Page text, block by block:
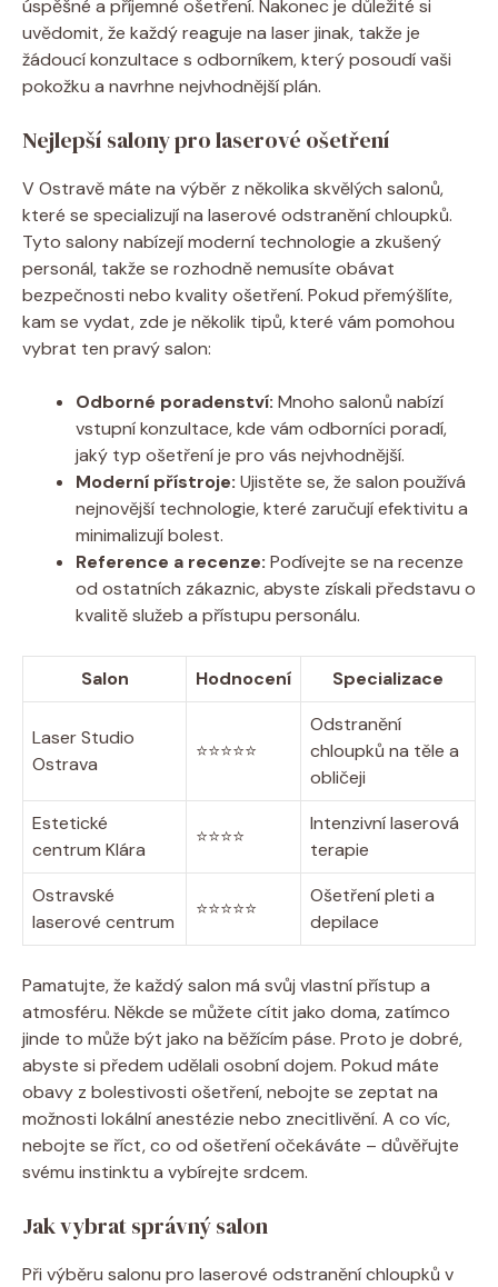
úspěšné a příjemné ošetření. Nakonec je důležité si
uvědomit, že každý reaguje na laser jinak, takže je
žádoucí konzultace s odborníkem, který posoudí vaši
pokožku a navrhne nejvhodnější plán.
Nejlepší salony pro laserové ošetření
V Ostravě máte na výběr z několika skvělých salonů,
které se specializují na laserové odstranění chloupků.
Tyto salony nabízejí moderní technologie a zkušený
personál, takže se rozhodně nemusíte obávat
bezpečnosti nebo kvality ošetření. Pokud přemýšlíte,
kam se vydat, zde je několik tipů, které vám pomohou
vybrat ten pravý salon:
Odborné poradenství: Mnoho salonů nabízí
vstupní konzultace, kde vám odborníci poradí,
jaký typ ošetření je pro vás nejvhodnější.
Moderní přístroje: Ujistěte se, že salon používá
nejnovější technologie, které zaručují efektivitu a
minimalizují bolest.
Reference a recenze: Podívejte se na recenze
od ostatních zákaznic, abyste získali představu o
kvalitě služeb a přístupu personálu.
Salon Hodnocení Specializace
Laser Studio
Ostrava
⭐️⭐️⭐️⭐️⭐️
Odstranění
chloupků na těle a
obličeji
Estetické
centrum Klára
⭐️⭐️⭐️⭐️
Intenzivní laserová
terapie
Ostravské
laserové centrum
⭐️⭐️⭐️⭐️⭐️
Ošetření pleti a
depilace
Pamatujte, že každý salon má svůj vlastní přístup a
atmosféru. Někde se můžete cítit jako doma, zatímco
jinde to může být jako na běžícím páse. Proto je dobré,
abyste si předem udělali osobní dojem. Pokud máte
obavy z bolestivosti ošetření, nebojte se zeptat na
možnosti lokální anestézie nebo znecitlivění. A co víc,
nebojte se říct, co od ošetření očekáváte – důvěřujte
svému instinktu a vybírejte srdcem.
Jak vybrat správný salon
Při výběru salonu pro laserové odstranění chloupků v